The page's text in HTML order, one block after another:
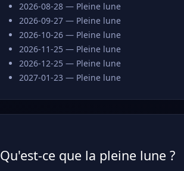
2026-08-28 — Pleine lune
2026-09-27 — Pleine lune
2026-10-26 — Pleine lune
2026-11-25 — Pleine lune
2026-12-25 — Pleine lune
2027-01-23 — Pleine lune
Qu'est-ce que la pleine lune ?